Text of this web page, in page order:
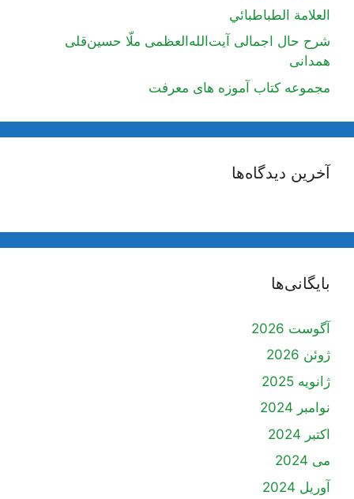
العلامة الطباطبائي
شرح حال اجمالی آیت‌الله‌العظمی ملّا حسین‌قلی
همدانی
مجموعه کتاب آموزه های معرفت
آخرین دیدگاه‌ها
بایگانی‌ها
آگوست 2026
ژوئن 2026
ژانویه 2025
نوامبر 2024
اکتبر 2024
می 2024
آوریل 2024